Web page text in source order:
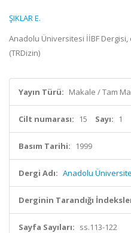
ŞIKLAR E.
Anadolu Üniversitesi İİBF Dergisi,
(TRDizin)
Yayın Türü: Makale / Tam
Cilt numarası: 15 Sayı: 1
Basım Tarihi: 1999
Dergi Adı: Anadolu
Derginin Tarandığı
Sayfa Sayıları: ss.113-122